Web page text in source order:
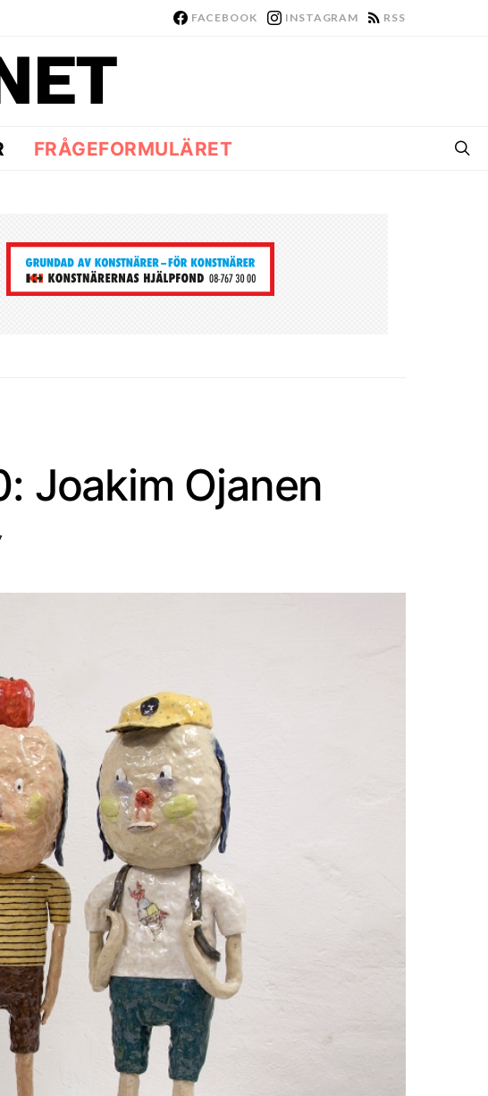
FACEBOOK INSTAGRAM RSS
FRÅGEFORMULÄRET
Joakim Ojanen